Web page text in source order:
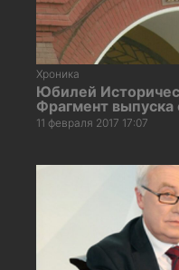
Хроника
Юбилей
Фрагмент
11 февраля 2017 17:07